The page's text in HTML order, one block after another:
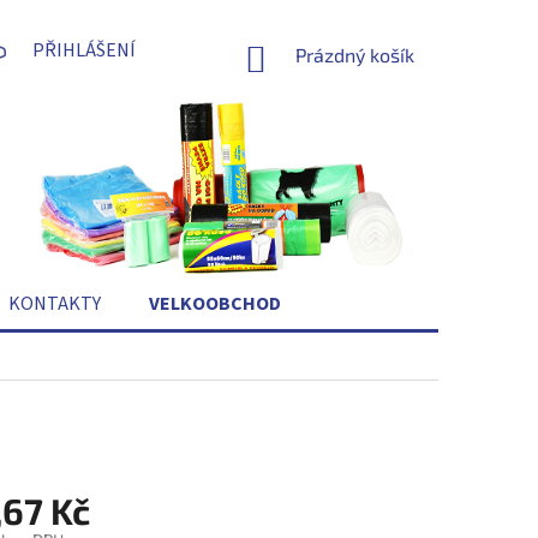
PŘIHLÁŠENÍ
NÁKUPNÍ
Prázdný košík
KONTAKTY VELKOOBCHOD
Kč